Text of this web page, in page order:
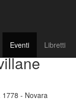
Eventi Libretti
1778 - Novara